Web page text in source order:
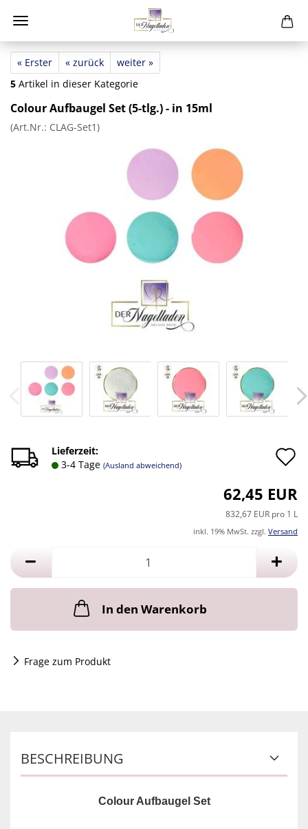
« Erster « zurück
weiter »
5 Artikel in dieser Kategorie
Colour Aufbaugel Set (5-tlg.) - in 15ml
(Art.Nr.: CLAG-Set1)
Lieferzeit:
3-4 Tage (Ausland abweichend)
62,45 EUR
832,67 EUR pro 1 L
inkl. 19% MwSt. zzgl. Versand
In den Warenkorb
Frage zum Produkt
BESCHREIBUNG
Colour Aufbaugel Set